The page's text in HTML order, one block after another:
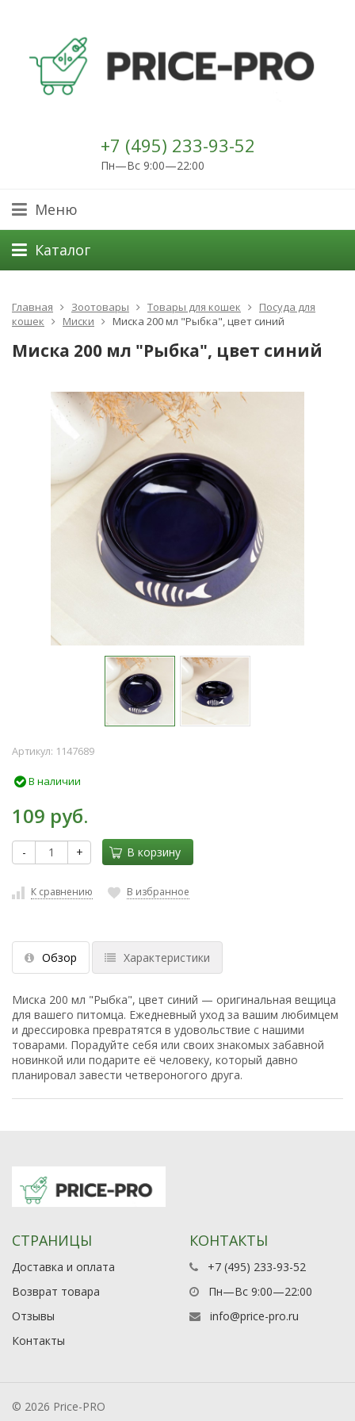
+7 (495) 233-93-52
Пн—Вс 9:00—22:00
Меню
Каталог
Главная Зоотовары Товары для кошек
Посуда для
кошек
Миски Миска 200 мл "Рыбка", цвет синий
Миска 200 мл "Рыбка", цвет синий
Артикул: 1147689
В наличии
109 руб.
- + В корзину
К сравнению В избранное
Обзор Характеристики
Миска 200 мл "Рыбка", цвет синий — оригинальная вещица
для вашего питомца. Ежедневный уход за вашим любимцем
и дрессировка превратятся в удовольствие с нашими
товарами. Порадуйте себя или своих знакомых забавной
новинкой или подарите её человеку, который давно
планировал завести четвероногого друга.
СТРАНИЦЫ
Доставка и оплата
Возврат товара
Отзывы
Контакты
КОНТАКТЫ
+7 (495) 233-93-52
Пн—Вс 9:00—22:00
info@price-pro.ru
© 2026 Price-PRO